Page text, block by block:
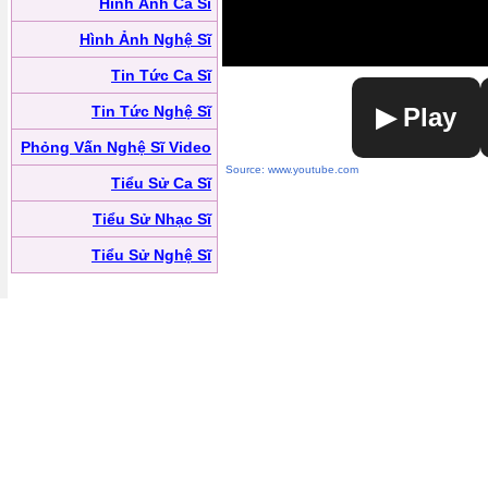
Hình Ảnh Nghệ Sĩ
Tin Tức Ca Sĩ
Tin Tức Nghệ Sĩ
Phỏng Vấn Nghệ Sĩ Video
Tiểu Sử Ca Sĩ
Tiểu Sử Nhạc Sĩ
Tiểu Sử Nghệ Sĩ
▶ Play
Source: www.youtube.com